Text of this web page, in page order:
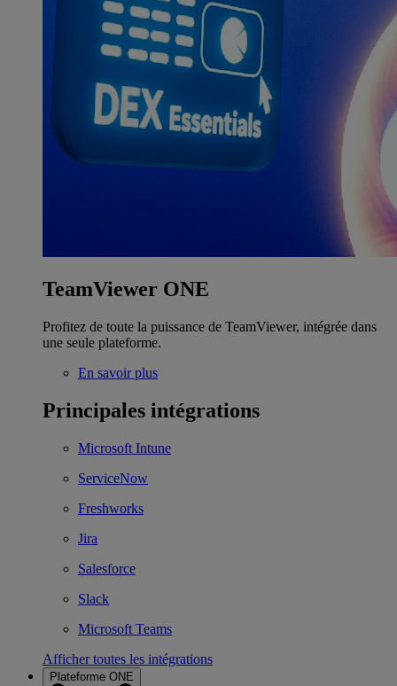
TeamViewer ONE
Profitez de toute la puissance de TeamViewer, intégrée dans
une seule plateforme.
En savoir plus
Principales intégrations
Microsoft Intune
ServiceNow
Freshworks
Jira
Salesforce
Slack
Microsoft Teams
Afficher toutes les intégrations
Plateforme ONE